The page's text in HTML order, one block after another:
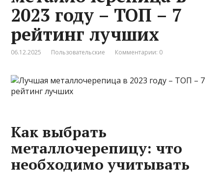
2023 году – ТОП – 7
рейтинг лучших
06.12.2025 Пользовательские Комментарии: 0
Как выбрать
металлочерепицу: что
необходимо учитывать